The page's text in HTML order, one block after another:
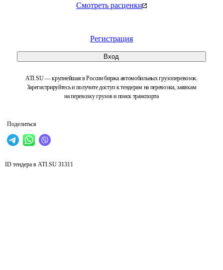
Смотреть расценки
Регистрация
Вход
ATI.SU — крупнейшая в России биржа автомобильных грузоперевозок.
Зарегистрируйтесь и получите доступ к тендерам на перевозки, заявкам
на перевозку грузов и поиск транспорта
Поделиться
ID тендера в ATI.SU 31311